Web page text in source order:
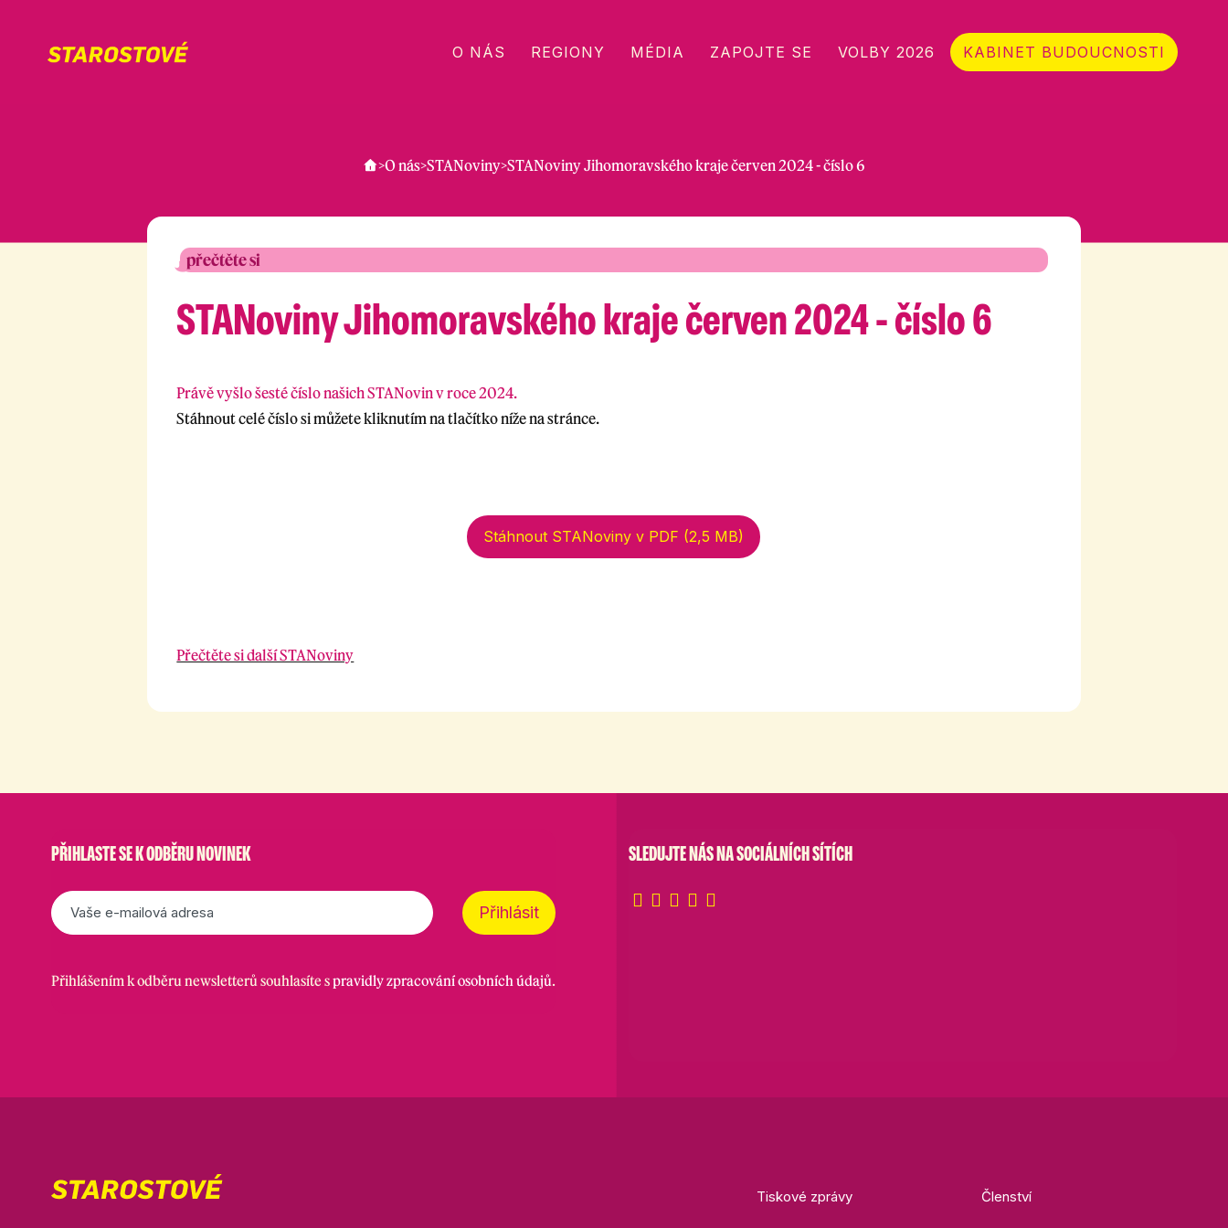
O NÁS REGIONY MÉDIA ZAPOJTE SE VOLBY 2026 KABINET BUDOUCNOSTI
>O nás>STANoviny>STANoviny Jihomoravského kraje červen 2024 - číslo 6
přečtěte si
STANoviny Jihomoravského kraje červen 2024 - číslo 6
Právě vyšlo šesté číslo našich STANovin v roce 2024.
Stáhnout celé číslo si můžete kliknutím na tlačítko níže na stránce.
Stáhnout STANoviny v PDF (2,5 MB)
Přečtěte si další STANoviny
PŘIHLASTE SE K ODBĚRU NOVINEK
E-
mail
Přihlásit
Přihlášením k odběru newsletterů souhlasíte spravidly zpracování osobních údajů.
SLEDUJTE NÁS NA SOCIÁLNÍCH SÍTÍCH
Tiskové zprávy Členství